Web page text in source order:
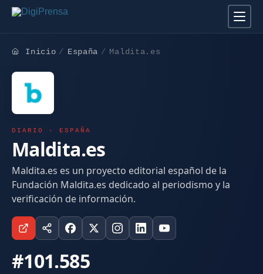
Inicio España Maldita.es
DIARIO · ESPAÑA
Maldita.es
Maldita.es es un proyecto editorial español de la
Fundación Maldita.es dedicado al periodismo y la
verificación de información.
#101.585